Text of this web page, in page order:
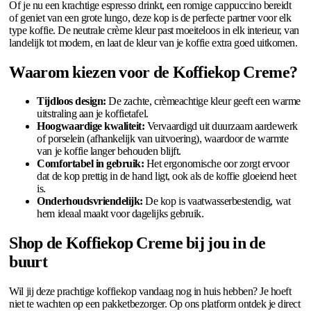
Of je nu een krachtige espresso drinkt, een romige cappuccino bereidt
of geniet van een grote lungo, deze kop is de perfecte partner voor elk
type koffie. De neutrale crème kleur past moeiteloos in elk interieur, van
landelijk tot modern, en laat de kleur van je koffie extra goed uitkomen.
Waarom kiezen voor de Koffiekop Creme?
Tijdloos design: De zachte, crèmeachtige kleur geeft een warme
uitstraling aan je koffietafel.
Hoogwaardige kwaliteit: Vervaardigd uit duurzaam aardewerk
of porselein (afhankelijk van uitvoering), waardoor de warmte
van je koffie langer behouden blijft.
Comfortabel in gebruik: Het ergonomische oor zorgt ervoor
dat de kop prettig in de hand ligt, ook als de koffie gloeiend heet
is.
Onderhoudsvriendelijk: De kop is vaatwasserbestendig, wat
hem ideaal maakt voor dagelijks gebruik.
Shop de Koffiekop Creme bij jou in de
buurt
Wil jij deze prachtige koffiekop vandaag nog in huis hebben? Je hoeft
niet te wachten op een pakketbezorger. Op ons platform ontdek je direct